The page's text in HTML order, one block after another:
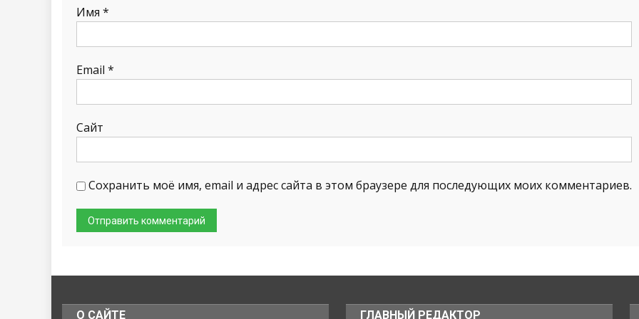
Имя *
Email *
Сайт
Сохранить моё имя, email и адрес сайта в этом браузере для последующих моих комментариев.
О САЙТЕ ГЛАВНЫЙ РЕДАКТОР